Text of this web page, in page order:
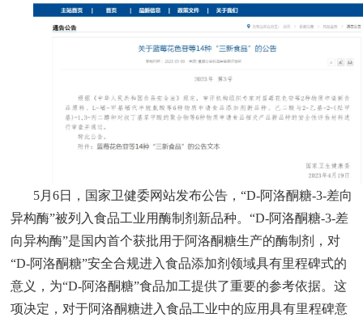
5月6日，国家卫健委网站发布公告，“D-阿洛酮糖-3-差向
异构酶”被列入食品工业用酶制剂新品种。“D-阿洛酮糖-3-差
向异构酶”是国内首个获批用于阿洛酮糖生产的酶制剂，对
“D-阿洛酮糖”安全合规进入食品添加剂领域具有里程碑式的
意义，为“D-阿洛酮糖”食品加工提供了重要的参考依据。这
项决定，对于阿洛酮糖进入食品工业中的应用具有里程碑意